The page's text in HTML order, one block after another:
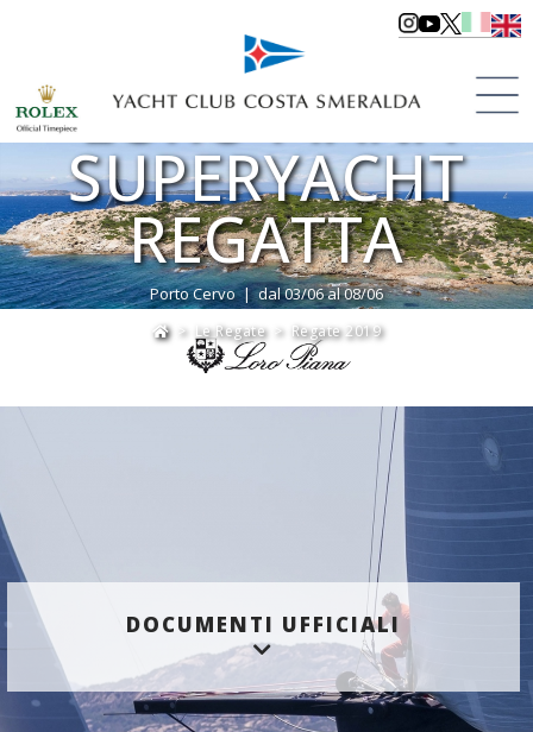
LORO PIANA
SUPERYACHT
REGATTA
Porto Cervo | dal 03/06 al 08/06
> Le Regate> Regate 2019
DOCUMENTI UFFICIALI